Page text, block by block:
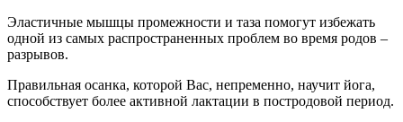
Эластичные мышцы промежности и таза помогут избежать
одной из самых распространенных проблем во время родов –
разрывов.
Правильная осанка, которой Вас, непременно, научит йога,
способствует более активной лактации в постродовой период.